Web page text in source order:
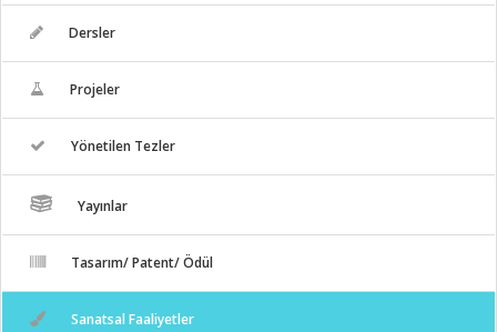
Dersler
Projeler
Yönetilen Tezler
Yayınlar
Tasarım/ Patent/ Ödül
Sanatsal Faaliyetler